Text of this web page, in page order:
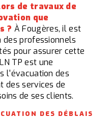
de travaux de
que
? À Fougères, il est
professionnels
pour assurer cette
TP est une
l'évacuation des
des services de
de ses clients.
DES DÉBLAIS